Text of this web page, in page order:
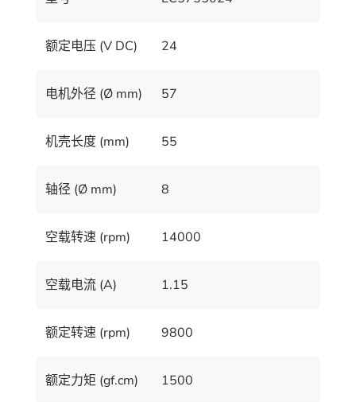
额定电压 (V DC) 24
电机外径 (Ø mm) 57
机壳长度 (mm) 55
轴径 (Ø mm) 8
空载转速 (rpm) 14000
空载电流 (A) 1.15
额定转速 (rpm) 9800
额定力矩 (gf.cm) 1500